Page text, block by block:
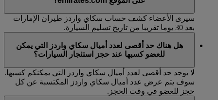
سيرى الأعضاء كشف حساب سكاي واردز طيران الإمارات
بعد 30 يوما تقريبا من تاريخ تسليم السيارة.
هل هناك حد أقصى لعدد أميال سكاي واردز التي يمكن
للعضو كسبها عند حجز استئجار السيارات؟
لا يوجد حد أقصى لعدد أميال سكاي واردز التي يمكنكم كسبها.
سوف يتم عرض عدد أميال سكاي واردز المكتسبة عن كل
حجز للعضو في وقت الحجز.